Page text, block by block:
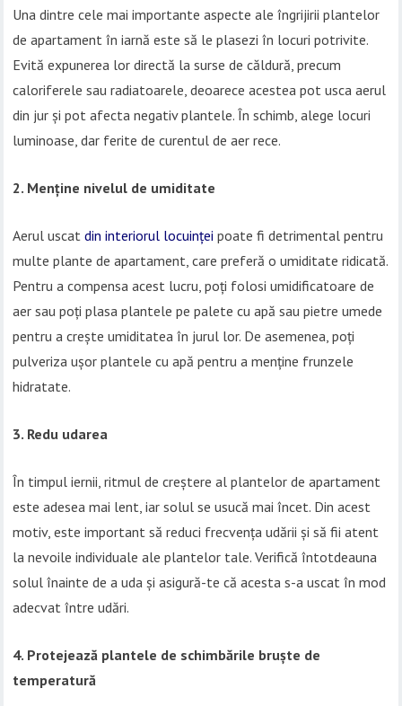
Una dintre cele mai importante aspecte ale îngrijirii plantelor
de apartament în iarnă este să le plasezi în locuri potrivite.
Evită expunerea lor directă la surse de căldură, precum
caloriferele sau radiatoarele, deoarece acestea pot usca aerul
din jur și pot afecta negativ plantele. În schimb, alege locuri
luminoase, dar ferite de curentul de aer rece.
2. Menține nivelul de umiditate
Aerul uscatdin interiorul locuinței poate fi detrimental pentru
multe plante de apartament, care preferă o umiditate ridicată.
Pentru a compensa acest lucru, poți folosi umidificatoare de
aer sau poți plasa plantele pe palete cu apă sau pietre umede
pentru a crește umiditatea în jurul lor. De asemenea, poți
pulveriza ușor plantele cu apă pentru a menține frunzele
hidratate.
3. Redu udarea
În timpul iernii, ritmul de creștere al plantelor de apartament
este adesea mai lent, iar solul se usucă mai încet. Din acest
motiv, este important să reduci frecvența udării și să fii atent
la nevoile individuale ale plantelor tale. Verifică întotdeauna
solul înainte de a uda și asigură-te că acesta s-a uscat în mod
adecvat între udări.
4. Protejează plantele de schimbările bruște de
temperatură